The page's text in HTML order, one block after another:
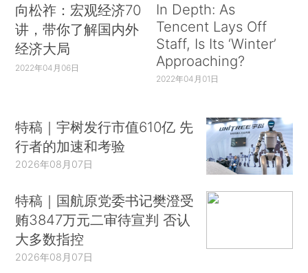
向松祚：宏观经济70
讲，带你了解国内外
经济大局
2022年04月06日
In Depth: As
Tencent Lays Off
Staff, Is Its ‘Winter’
Approaching?
2022年04月01日
特稿｜宇树发行市值610亿 先
行者的加速和考验
2026年08月07日
特稿｜国航原党委书记樊澄受
贿3847万元二审待宣判 否认
大多数指控
2026年08月07日